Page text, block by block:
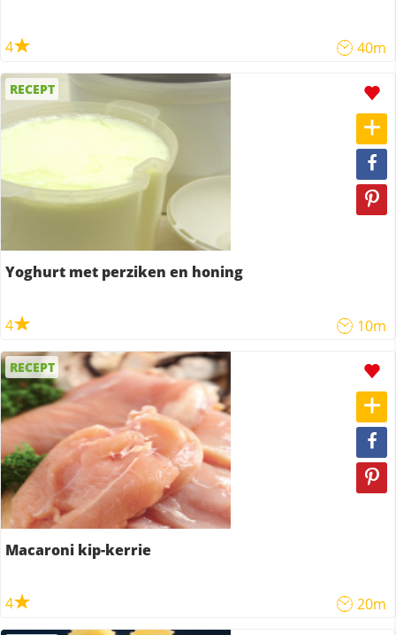
4 40m
RECEPT
Yoghurt met perziken en honing
4 10m
RECEPT
Macaroni kip-kerrie
4 20m